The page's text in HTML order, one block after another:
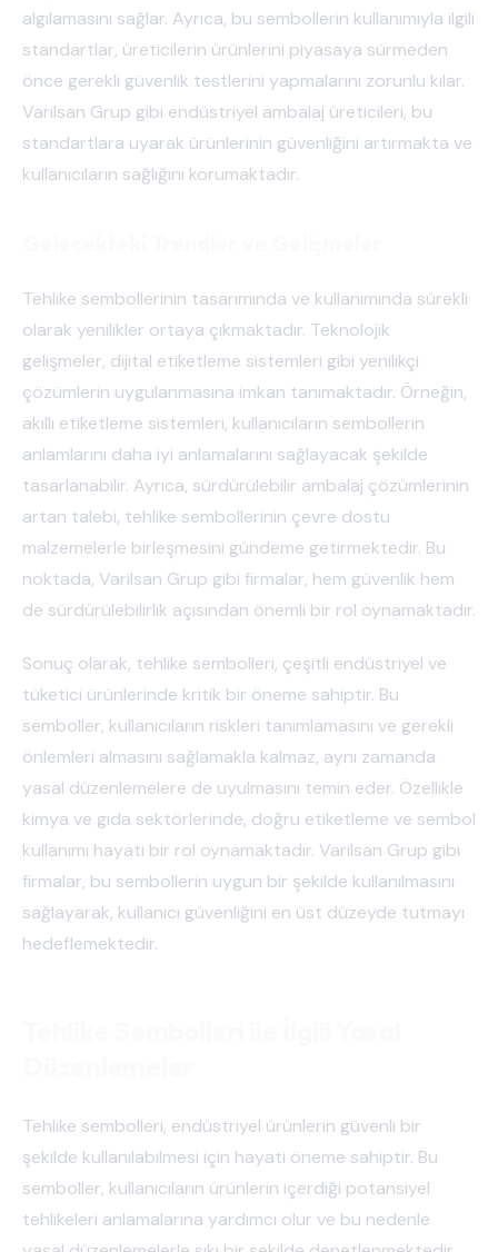
algılamasını sağlar. Ayrıca, bu sembollerin kullanımıyla ilgili
standartlar, üreticilerin ürünlerini piyasaya sürmeden
önce gerekli güvenlik testlerini yapmalarını zorunlu kılar.
Varilsan Grup gibi endüstriyel ambalaj üreticileri, bu
standartlara uyarak ürünlerinin güvenliğini artırmakta ve
kullanıcıların sağlığını korumaktadır.
Tehlike sembollerinin tasarımında ve kullanımında sürekli
olarak yenilikler ortaya çıkmaktadır. Teknolojik
gelişmeler, dijital etiketleme sistemleri gibi yenilikçi
çözümlerin uygulanmasına imkan tanımaktadır. Örneğin,
akıllı etiketleme sistemleri, kullanıcıların sembollerin
anlamlarını daha iyi anlamalarını sağlayacak şekilde
tasarlanabilir. Ayrıca, sürdürülebilir ambalaj çözümlerinin
artan talebi, tehlike sembollerinin çevre dostu
malzemelerle birleşmesini gündeme getirmektedir. Bu
noktada, Varilsan Grup gibi firmalar, hem güvenlik hem
de sürdürülebilirlik açısından önemli bir rol oynamaktadır.
Sonuç olarak, tehlike sembolleri, çeşitli endüstriyel ve
tüketici ürünlerinde kritik bir öneme sahiptir. Bu
semboller, kullanıcıların riskleri tanımlamasını ve gerekli
önlemleri almasını sağlamakla kalmaz, aynı zamanda
yasal düzenlemelere de uyulmasını temin eder. Özellikle
kimya ve gıda sektörlerinde, doğru etiketleme ve sembol
kullanımı hayati bir rol oynamaktadır. Varilsan Grup gibi
firmalar, bu sembollerin uygun bir şekilde kullanılmasını
sağlayarak, kullanıcı güvenliğini en üst düzeyde tutmayı
hedeflemektedir.
Tehlike sembolleri, endüstriyel ürünlerin güvenli bir
şekilde kullanılabilmesi için hayati öneme sahiptir. Bu
semboller, kullanıcıların ürünlerin içerdiği potansiyel
tehlikeleri anlamalarına yardımcı olur ve bu nedenle